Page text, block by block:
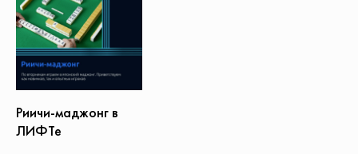
Риичи-маджонг в
ЛИФТе